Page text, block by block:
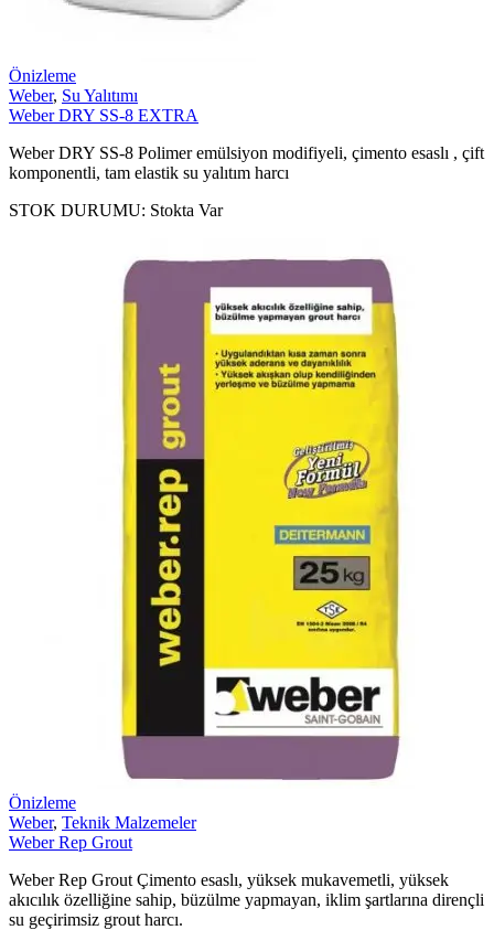
Önizleme
Weber, Su Yalıtımı
Weber DRY SS-8 EXTRA
Weber DRY SS-8 Polimer emülsiyon modifiyeli, çimento esaslı , çift
komponentli, tam elastik su yalıtım harcı
STOK DURUMU: Stokta Var
Önizleme
Weber, Teknik Malzemeler
Weber Rep Grout
Weber Rep Grout Çimento esaslı, yüksek mukavemetli, yüksek
akıcılık özelliğine sahip, büzülme yapmayan, iklim şartlarına dirençli
su geçirimsiz grout harcı.